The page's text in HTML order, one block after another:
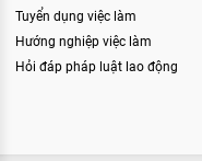
Tuyển dụng việc làm
Hướng nghiệp việc làm
Hỏi đáp pháp luật lao động